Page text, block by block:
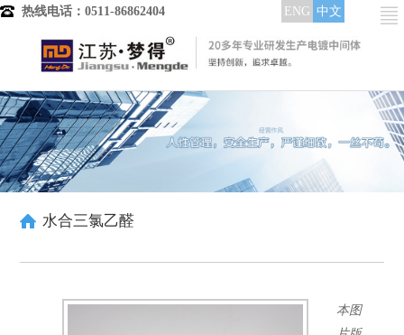
热线电话：0511-86862404 ENG 中文
首页
产品分类
电镀中间体
镀铜中间体
低区走位剂
水合三氯乙醛
本图